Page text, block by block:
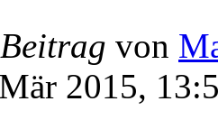
von
2015,